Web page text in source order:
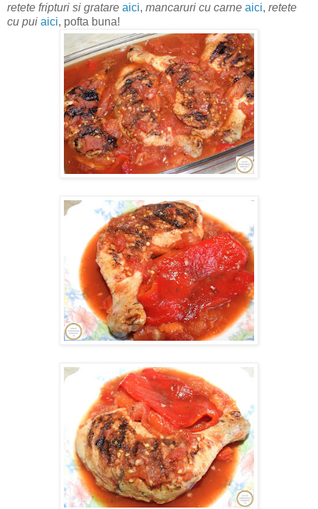
retete fripturi si gratare aici, mancaruri cu carne aici, retete
cu pui aici, pofta buna!